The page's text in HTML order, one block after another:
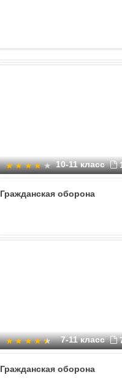
10-11 класс
Гражданская оборона
7-11 класс
Гражданская оборона